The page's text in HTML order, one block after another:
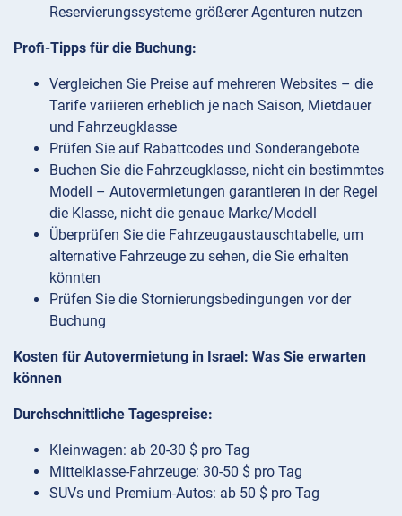
Reservierungssysteme größerer Agenturen nutzen
Profi-Tipps für die Buchung:
Vergleichen Sie Preise auf mehreren Websites – die
Tarife variieren erheblich je nach Saison, Mietdauer
und Fahrzeugklasse
Prüfen Sie auf Rabattcodes und Sonderangebote
Buchen Sie die Fahrzeugklasse, nicht ein bestimmtes
Modell – Autovermietungen garantieren in der Regel
die Klasse, nicht die genaue Marke/Modell
Überprüfen Sie die Fahrzeugaustauschtabelle, um
alternative Fahrzeuge zu sehen, die Sie erhalten
könnten
Prüfen Sie die Stornierungsbedingungen vor der
Buchung
Kosten für Autovermietung in Israel: Was Sie erwarten
können
Durchschnittliche Tagespreise:
Kleinwagen: ab 20-30 $ pro Tag
Mittelklasse-Fahrzeuge: 30-50 $ pro Tag
SUVs und Premium-Autos: ab 50 $ pro Tag